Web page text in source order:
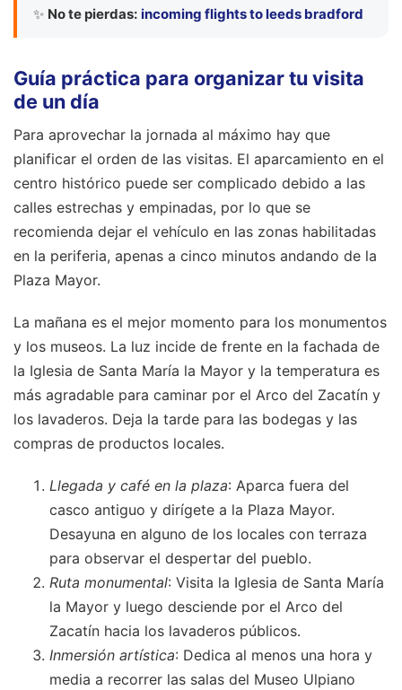
✨ No te pierdas: incoming flights to leeds bradford
Guía práctica para organizar tu visita
de un día
Para aprovechar la jornada al máximo hay que
planificar el orden de las visitas. El aparcamiento en el
centro histórico puede ser complicado debido a las
calles estrechas y empinadas, por lo que se
recomienda dejar el vehículo en las zonas habilitadas
en la periferia, apenas a cinco minutos andando de la
Plaza Mayor.
La mañana es el mejor momento para los monumentos
y los museos. La luz incide de frente en la fachada de
la Iglesia de Santa María la Mayor y la temperatura es
más agradable para caminar por el Arco del Zacatín y
los lavaderos. Deja la tarde para las bodegas y las
compras de productos locales.
Llegada y café en la plaza: Aparca fuera del
casco antiguo y dirígete a la Plaza Mayor.
Desayuna en alguno de los locales con terraza
para observar el despertar del pueblo.
Ruta monumental: Visita la Iglesia de Santa María
la Mayor y luego desciende por el Arco del
Zacatín hacia los lavaderos públicos.
Inmersión artística: Dedica al menos una hora y
media a recorrer las salas del Museo Ulpiano